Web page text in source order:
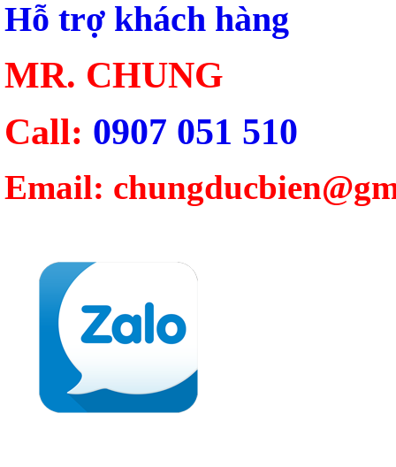
Hỗ trợ khách hàng
MR. CHUNG
Call: 0907 051 510
Email: